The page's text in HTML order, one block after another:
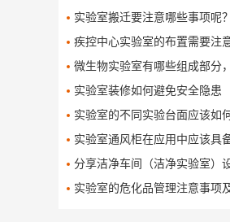
实验室搬迁要注意哪些事项呢？
疾控中心实验室的布置需要注意哪
微生物实验室有哪些组成部分，怎么设计和布局这
实验室装修如何避免安全隐患
实验室的不同实验台面应该如何清
实验室通风柜在应用中应该具备哪
分享洁净车间（洁净实验室）设计装
实验室的危化品管理注意事项及其解